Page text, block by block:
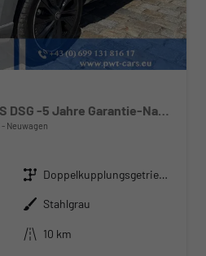
Sportline 1,5 TSI 150 PS DSG -5 Jahre Garantie-Navi-4x Sitzheizung-Canton Sound-Anhängerkupplung-LED-Matrix-AppleCarPlay-Android-Auto-ACC-Kessy-2-Zonen-Klimaautomatik-18''Alu-Sofort
Neuwagen
Getriebe
Doppelkupplungsgetriebe (DSG)
Außenfarbe Stahlgrau
Kilometerstand 10 km